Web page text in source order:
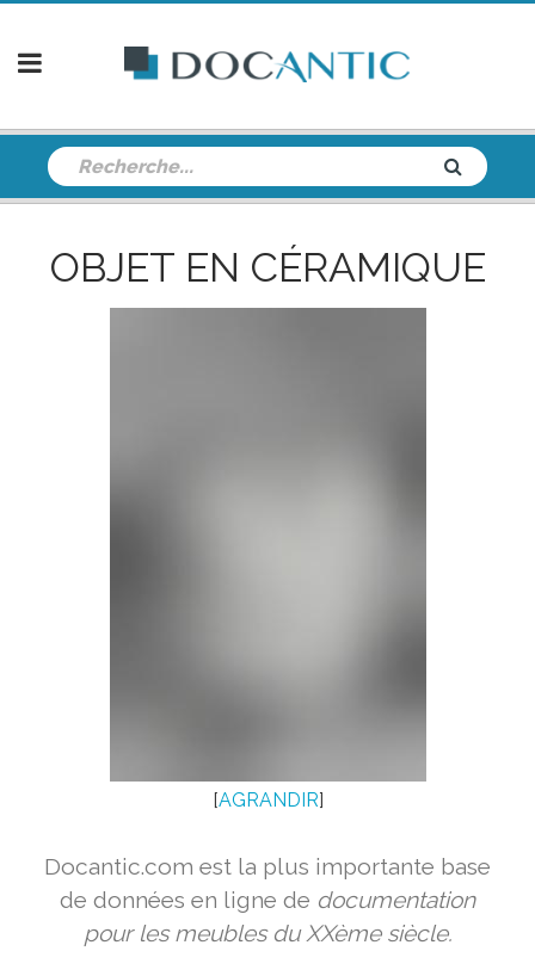
OBJET EN CÉRAMIQUE
[AGRANDIR]
Docantic.com est la plus importante base
de données en ligne de documentation
pour les meubles du XXème siècle.